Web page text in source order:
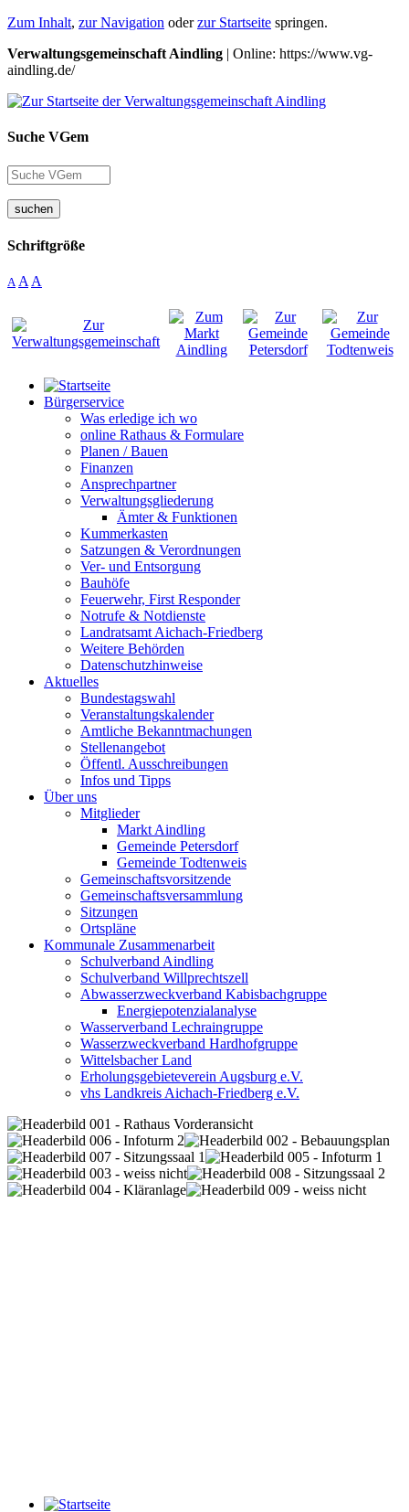
Zum Inhalt, zur Navigation oderzur Startseite springen.
Verwaltungsgemeinschaft Aindling | Online: https://www.vg-
aindling.de/
Suche VGem
suchen
Schriftgröße
A A A
Bürgerservice
Was erledige ich wo
online Rathaus & Formulare
Planen / Bauen
Finanzen
Ansprechpartner
Verwaltungsgliederung
Ämter & Funktionen
Kummerkasten
Satzungen & Verordnungen
Ver- und Entsorgung
Bauhöfe
Feuerwehr, First Responder
Notrufe & Notdienste
Landratsamt Aichach-Friedberg
Weitere Behörden
Datenschutzhinweise
Aktuelles
Bundestagswahl
Veranstaltungskalender
Amtliche Bekanntmachungen
Stellenangebot
Öffentl. Ausschreibungen
Infos und Tipps
Über uns
Mitglieder
Markt Aindling
Gemeinde Petersdorf
Gemeinde Todtenweis
Gemeinschaftsvorsitzende
Gemeinschaftsversammlung
Sitzungen
Ortspläne
Kommunale Zusammenarbeit
Schulverband Aindling
Schulverband Willprechtszell
Abwasserzweckverband Kabisbachgruppe
Energiepotenzialanalyse
Wasserverband Lechraingruppe
Wasserzweckverband Hardhofgruppe
Wittelsbacher Land
Erholungsgebieteverein Augsburg e.V.
vhs Landkreis Aichach-Friedberg e.V.